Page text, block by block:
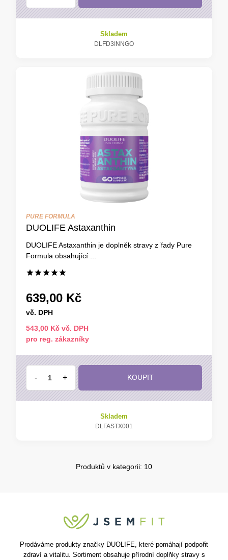
Skladem
DLFD3INNGO
PURE FORMULA
DUOLIFE Astaxanthin
DUOLIFE Astaxanthin je doplněk stravy z řady Pure
Formula obsahující ...
639,00 Kč
vč. DPH
543,00 Kč vč. DPH
pro reg. zákazníky
- + KOUPIT
Skladem
DLFASTX001
Produktů v kategorii: 10
Prodáváme produkty značky DUOLIFE, které pomáhají podpořit
zdraví a vitalitu. Sortiment obsahuje přírodní doplňky stravy s